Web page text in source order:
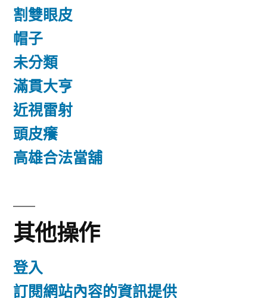
割雙眼皮
帽子
未分類
滿貫大亨
近視雷射
頭皮癢
高雄合法當舖
其他操作
登入
訂閱網站內容的資訊提供